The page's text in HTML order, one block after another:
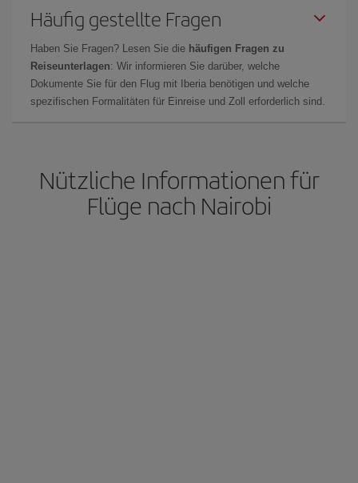
Häufig gestellte Fragen
Haben Sie Fragen? Lesen Sie die häufigen Fragen zu
Reiseunterlagen: Wir informieren Sie darüber, welche
Dokumente Sie für den Flug mit Iberia benötigen und welche
spezifischen Formalitäten für Einreise und Zoll erforderlich sind.
Nützliche Informationen für
Flüge nach Nairobi